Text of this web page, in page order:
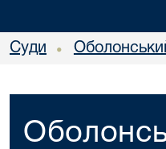
Суди •